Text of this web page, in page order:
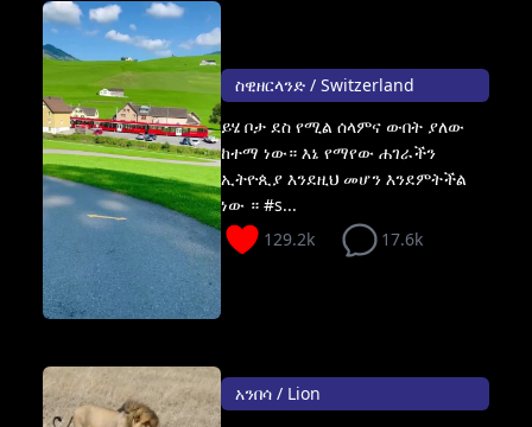
ስዊዘርላንድ / Switzerland
ይሄ ቦታ ደስ የሚል ሰላምና ውበት ያለው
ከተማ ነው። እኔ የማየው ሐገራችን
ኢትዮጲያ እንደዚህ መሆን እንደምትችል
ነው ። #s...
129.2k
17.6k
አንበሳ / Lion